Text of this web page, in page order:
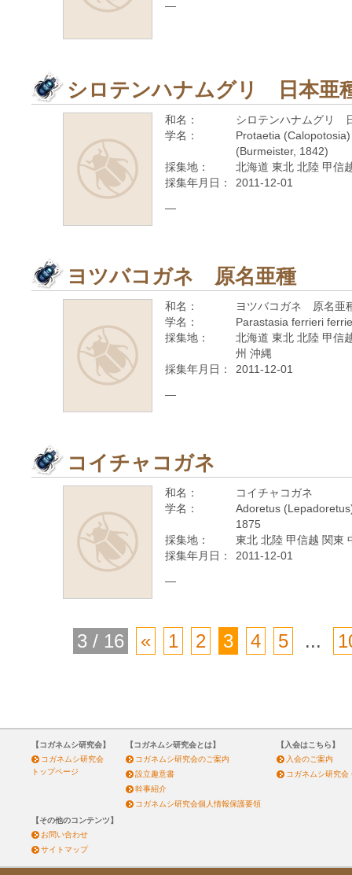
—
シロテンハナムグリ 日本亜
和名：
シロテンハナムグリ
学名：
Protaetia
(Burmeister, 1842)
採集地：
北海道 東北 北陸 甲信
採集年月日：
2011-12-01
—
ヨツバコガネ 原名亜種
和名：
ヨツバコガネ 原名亜
学名：
Parastasia ferrieri
採集地：
北海道 東北 北陸 甲信
州 沖縄
採集年月日：
2011-12-01
—
コイチャコガネ
和名：
コイチャコガネ
学名：
Adoretus
1875
採集地：
東北 北陸 甲信越 関東
採集年月日：
2011-12-01
—
3 / 16 « 1 2 3 4 5 ...
【コガネムシ研究会】
コガネムシ研究会
トップページ
【コガネムシ研究会とは】
コガネムシ研究会のご案内
設立趣意書
幹事紹介
コガネムシ研究会個人情報保護要領
【入会はこちら】
入会のご案内
コガネムシ研究会
【その他のコンテンツ】
お問い合わせ
サイトマップ